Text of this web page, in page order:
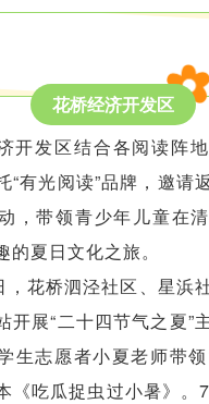
花桥经济开发区
开发区结合各阅读阵
“有光阅读”品牌，邀请
，带领青少年儿童在
的夏日文化之旅。
，花桥泗泾社区、星浜
开展“二十四节气之夏”
生志愿者小夏老师带
《吃瓜捉虫过小暑》。